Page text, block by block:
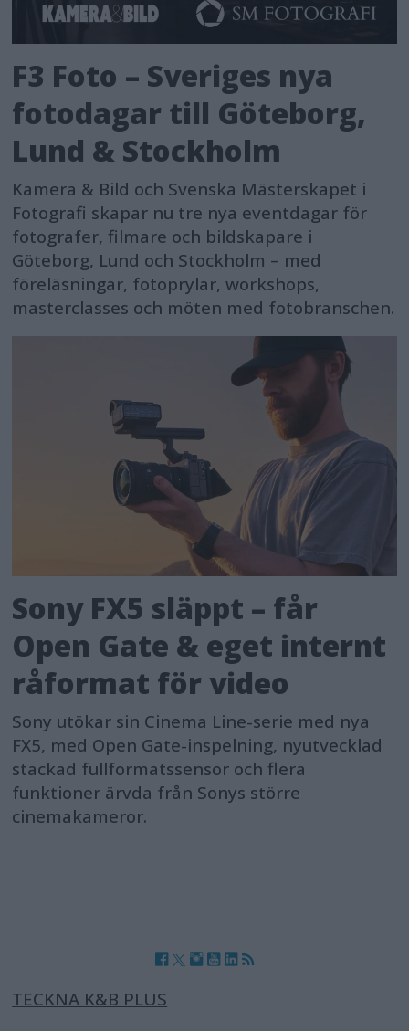
F3 Foto – Sveriges nya
fotodagar till Göteborg,
Lund & Stockholm
Kamera & Bild och Svenska Mästerskapet i
Fotografi skapar nu tre nya eventdagar för
fotografer, filmare och bildskapare i
Göteborg, Lund och Stockholm – med
föreläsningar, fotoprylar, workshops,
masterclasses och möten med fotobranschen.
Sony FX5 släppt – får
Open Gate & eget internt
råformat för video
Sony utökar sin Cinema Line-serie med nya
FX5, med Open Gate-inspelning, nyutvecklad
stackad fullformatssensor och flera
funktioner ärvda från Sonys större
cinemakameror.
TECKNA K&B PLUS